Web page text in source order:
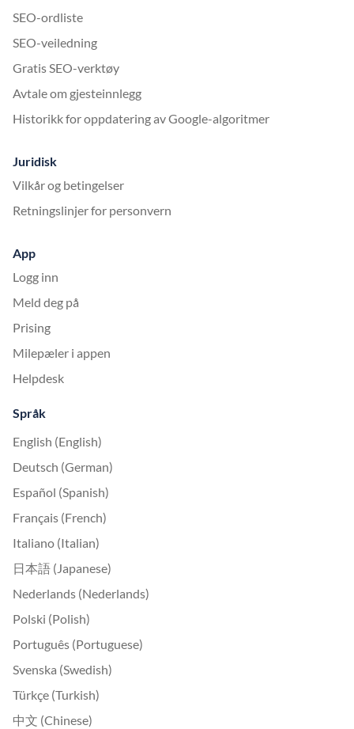
SEO-ordliste
SEO-veiledning
Gratis SEO-verktøy
Avtale om gjesteinnlegg
Historikk for oppdatering av Google-algoritmer
Juridisk
Vilkår og betingelser
Retningslinjer for personvern
App
Logg inn
Meld deg på
Prising
Milepæler i appen
Helpdesk
Språk
English (English)
Deutsch (German)
Español (Spanish)
Français (French)
Italiano (Italian)
日本語 (Japanese)
Nederlands (Nederlands)
Polski (Polish)
Português (Portuguese)
Svenska (Swedish)
Türkçe (Turkish)
中文 (Chinese)